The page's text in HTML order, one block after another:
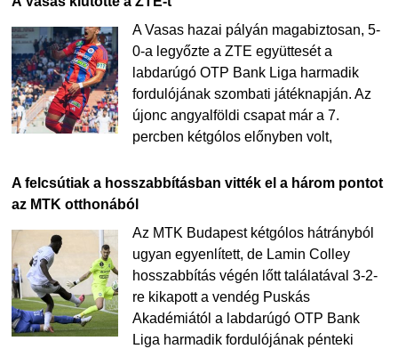
A Vasas hazai pályán magabiztosan, 5-
0-a legyőzte a ZTE együttesét a
labdarúgó OTP Bank Liga harmadik
fordulójának szombati játéknapján. Az
újonc angyalföldi csapat már a 7.
percben kétgólos előnyben volt,
A felcsútiak a hosszabbításban vitték el a három pontot
az MTK otthonából
Az MTK Budapest kétgólos hátrányból
ugyan egyenlített, de Lamin Colley
hosszabbítás végén lőtt találatával 3-2-
re kikapott a vendég Puskás
Akadémiától a labdarúgó OTP Bank
Liga harmadik fordulójának pénteki